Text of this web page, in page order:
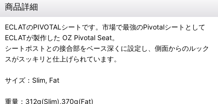
商品詳細
ECLATのPIVOTALシートです。市場で最強のPivotalシートとして
ECLATが製作した OZ Pivotal Seat。
シートポストとの接合部をベース深くに設定し、側面からのルック
スがスッキリと仕上げられています。
サイズ：Slim, Fat
重量：312g(Slim),370g(Fat)